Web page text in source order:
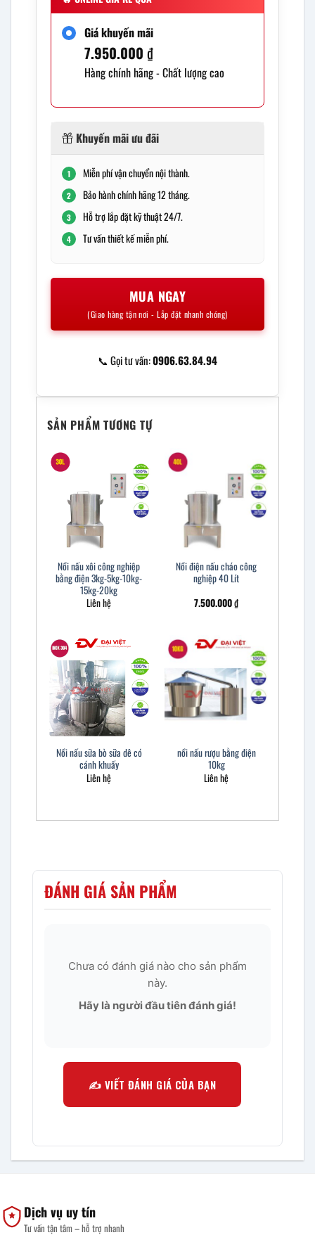
Giá khuyến mãi
7.950.000 ₫
Hàng chính hãng - Chất lượng cao
Khuyến mãi ưu đãi
1 Miễn phí vận chuyển nội thành.
2 Bảo hành chính hãng 12 tháng.
3 Hỗ trợ lắp đặt kỹ thuật 24/7.
4 Tư vấn thiết kế miễn phí.
MUA NGAY
(Giao hàng tận nơi - Lắp đặt nhanh chóng)
📞 Gọi tư vấn:0906.63.84.94
SẢN PHẨM TƯƠNG TỰ
Nồi nấu xôi công nghiệp
bằng điện 3kg-5kg-10kg-
15kg-20kg
Liên hệ
Nồi điện nấu cháo công
nghiệp 40 Lít
7.500.000₫
Nồi nấu sữa bò sữa dê có
cánh khuấy
Liên hệ
nồi nấu rượu bằng điện
10kg
Liên hệ
ĐÁNH GIÁ SẢN PHẨM
Chưa có đánh giá nào cho sản phẩm
này.
Hãy là người đầu tiên đánh giá!
✍️ VIẾT ĐÁNH GIÁ CỦA BẠN
Dịch vụ uy tín
Tư vấn tận tâm – hỗ trợ nhanh